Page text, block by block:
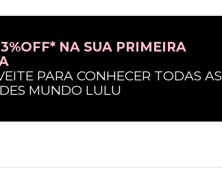
NA SUA PRIMEIRA
PARA CONHECER TODAS AS
MUNDO LULU